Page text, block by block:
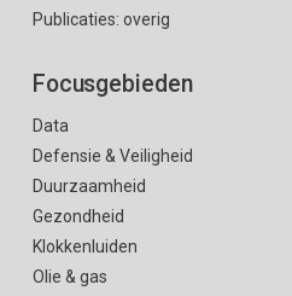
Publicaties: overig
Focusgebieden
Data
Defensie & Veiligheid
Duurzaamheid
Gezondheid
Klokkenluiden
Olie & gas